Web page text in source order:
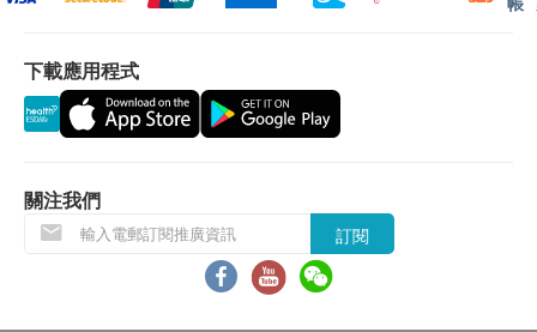
下載應用程式
關注我們
訂閱